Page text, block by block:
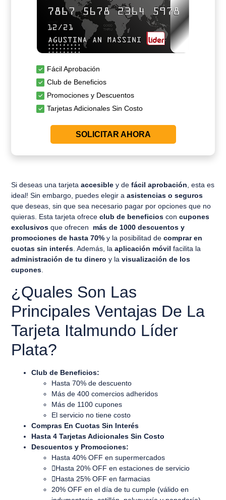
Fácil Aprobación
Club de Beneficios
Promociones y Descuentos
Tarjetas Adicionales Sin Costo
SOLICITAR AHORA
Si deseas una tarjetaaccesible y defácil aprobación , esta es
ideal! Sin embargo, puedes elegir a asistencias o seguros
que deseas, sin que sea necesario pagar por opciones que no
quieras. Esta tarjeta ofrececlub de beneficios concupones
exclusivos que ofrecen más de 1000 descuentos y
promociones de hasta 70% y la posibilitad de comprar en
cuotas sin interés . Además, laaplicación móvil facilita la
administración de tu dinero y lavisualización de los
cupones
¿Quales Son Las
Principales Ventajas De La
Tarjeta Italmundo Líder
Plata?
Club de Beneficios:
Hasta 70% de descuento
Más de 400 comercios adheridos
Más de 1100 cupones
El servicio no tiene costo
Compras En Cuotas Sin Interés
Hasta 4 Tarjetas Adicionales Sin Costo
Descuentos y Promociones:
Hasta 40% OFF en supermercados
Hasta 20% OFF en estaciones de servicio
Hasta 25% OFF en farmacias
20% OFF en el día de tu cumple (válido en